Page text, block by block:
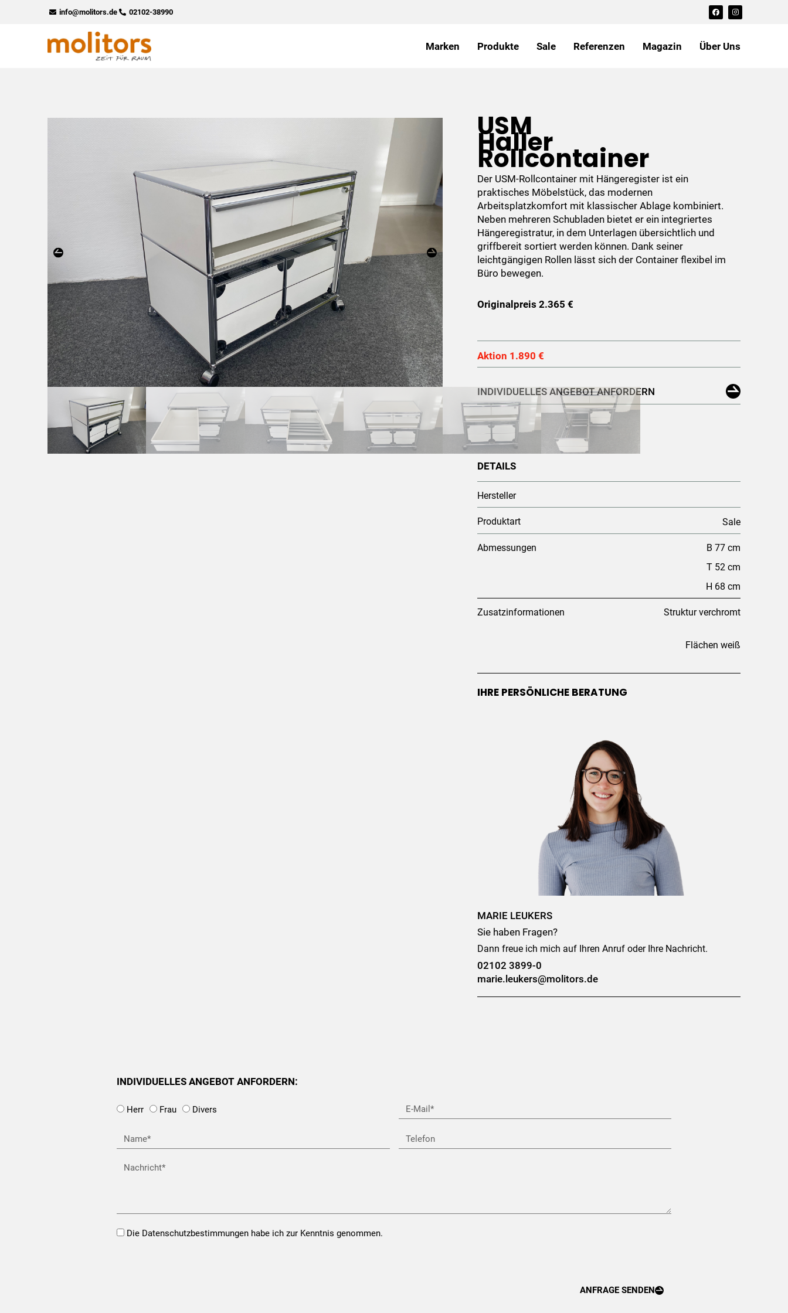
info@molitors.de 02102-38990
F
a
c
o
o
I
n
s
g
r
Marken Produkte Sale Referenzen Magazin Über Uns
USM
Haller
Rollcontainer
Der USM-Rollcontainer mit Hängeregister ist ein
praktisches Möbelstück, das modernen
Arbeitsplatzkomfort mit klassischer Ablage kombiniert.
Neben mehreren Schubladen bietet er ein integriertes
Hängeregistratur, in dem Unterlagen übersichtlich und
griffbereit sortiert werden können. Dank seiner
leichtgängigen Rollen lässt sich der Container flexibel im
Büro bewegen.
Originalpreis 2.365 €
Aktion 1.890 €
INDIVIDUELLES ANGEBOT ANFORDERN
DETAILS
Hersteller
Produktart Sale
Abmessungen
B 77 cm
T 52 cm
H 68 cm
Zusatzinformationen Struktur verchromt
Flächen weiß
IHRE PERSÖNLICHE BERATUNG
MARIE LEUKERS
Sie haben Fragen?
Dann freue ich mich auf Ihren Anruf oder Ihre Nachricht.
02102 3899-0
marie.leukers@molitors.de
INDIVIDUELLES ANGEBOT ANFORDERN:
Herr Frau Divers
Name
Telefon
Nachricht
Opt-Die Datenschutzbestimmungen habe ich zur Kenntnis genommen.
ANFRAGE SENDEN